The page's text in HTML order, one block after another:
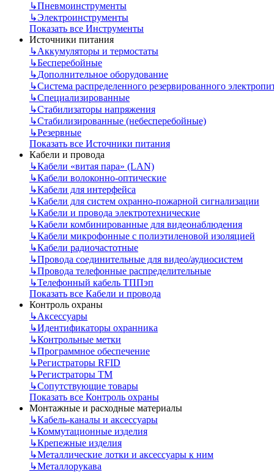
↳Пневмоинструменты
↳Электроинструменты
Показать все Инструменты
Источники питания
↳Аккумуляторы и термостаты
↳Бесперебойные
↳Дополнительное оборудование
↳Система распределенного резервированного
↳Специализированные
↳Стабилизаторы напряжения
↳Стабилизированные (небесперебойные)
↳Резервные
Показать все Источники питания
Кабели и провода
↳Кабели «витая пара» (LAN)
↳Кабели волоконно-оптические
↳Кабели для интерфейса
↳Кабели для систем охранно-пожарной сигнализации
↳Кабели и провода электротехнические
↳Кабели комбинированные для видеонаблюдения
↳Кабели микрофонные с полиэтиленовой изоляцией
↳Кабели радиочастотные
↳Провода соединительные для видео/аудиосистем
↳Провода телефонные распределительные
↳Телефонный кабель ТППэп
Показать все Кабели и провода
Контроль охраны
↳Аксессуары
↳Идентификаторы охранника
↳Контрольные метки
↳Программное обеспечение
↳Регистраторы RFID
↳Регистраторы ТМ
↳Сопутствующие товары
Показать все Контроль охраны
Монтажные и расходные материалы
↳Кабель-каналы и аксессуары
↳Коммутационные изделия
↳Крепежные изделия
↳Металлические лотки и аксессуары к ним
↳Металлорукава